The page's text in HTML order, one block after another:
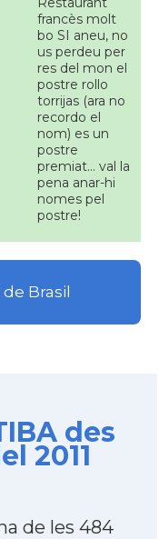
francès molt
bo SI aneu, no
us perdeu per
res del mon el
postre rollo
torrijas (ara no
recordo el
nom) es un
postre
premiat... val la
pena anar-hi
nomes pel
postre!
Brasil
des
2011
de les 484